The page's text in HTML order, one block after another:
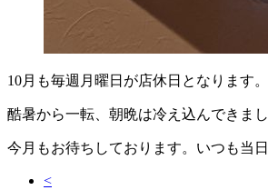
10月も毎週月曜日が店休日となります
酷暑から一転、朝晩は冷え込んできま
今月もお待ちしております。いつも当
<